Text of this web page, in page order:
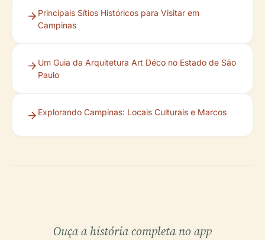
Principais Sítios Históricos para Visitar em
Campinas
Um Guia da Arquitetura Art Déco no Estado de São
Paulo
Explorando Campinas: Locais Culturais e Marcos
Ouça a história completa no app